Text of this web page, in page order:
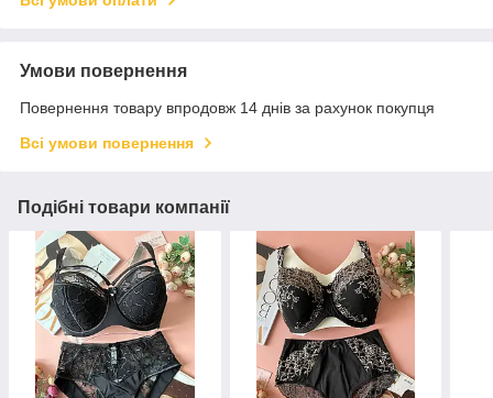
Умови повернення
Повернення товару впродовж 14 днів за рахунок покупця
Всі умови повернення
Подібні товари компанії